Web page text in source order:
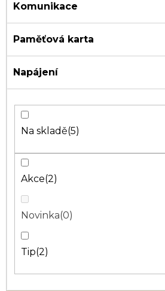
Na skladě 5
Akce 2
Novinka 0
Tip 2
Komunikace
Paměťová karta
Napájení